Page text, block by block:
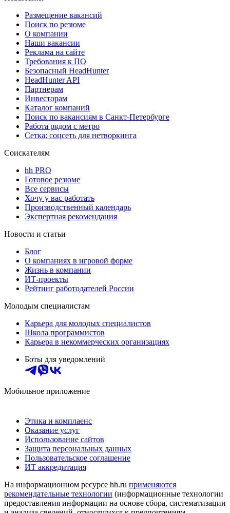
Размещение вакансий
Поиск по резюме
О компании
Наши вакансии
Реклама на сайте
Требования к ПО
Безопасный HeadHunter
HeadHunter API
Партнерам
Инвесторам
Каталог компаний
Поиск по вакансиям в Санкт-Петербурге
Работа рядом с метро
Сетка: соцсеть для нетворкинга
Соискателям
hh PRO
Готовое резюме
Все сервисы
Хочу у вас работать
Производственный календарь
Экспертная рекомендация
Новости и статьи
Блог
О компаниях в игровой форме
Жизнь в компании
ИТ-проекты
Рейтинг работодателей России
Молодым специалистам
Карьера для молодых специалистов
Школа программистов
Карьера в некоммерческих организациях
Боты для уведомлений
Мобильное приложение
Этика и комплаенс
Оказание услуг
Использование сайтов
Защита персональных данных
Пользовательское соглашение
ИТ аккредитация
На информационном ресурсе hh.ru применяются
рекомендательные технологии (информационные технологии
предоставления информации на основе сбора, систематизации